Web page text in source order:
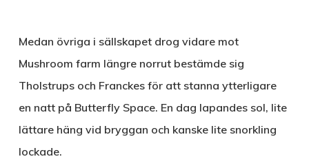
Medan övriga i sällskapet drog vidare mot
Mushroom farm längre norrut bestämde sig
Tholstrups och Franckes för att stanna ytterligare
en natt på Butterfly Space. En dag lapandes sol, lite
lättare häng vid bryggan och kanske lite snorkling
lockade.